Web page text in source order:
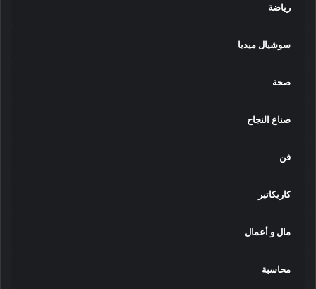
رياضة
سوشيال ميديا
صحة
صناع النجاح
فن
كاريكاتير
مال و أعمال
محاسبة